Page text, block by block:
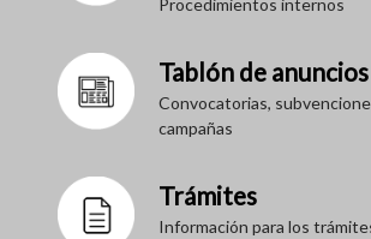
Tablón de anuncios
Convocatorias,
campañas
Trámites
Información para los